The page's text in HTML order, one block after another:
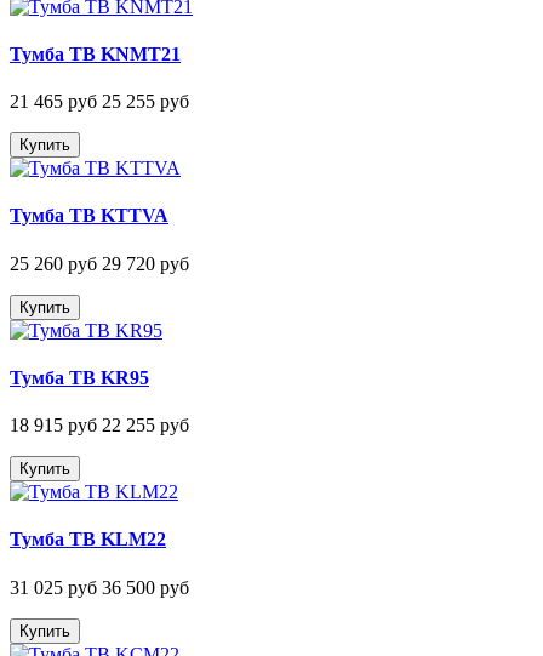
Тумба ТВ KNMT21
21 465 руб 25 255 руб
Купить
Тумба ТВ KTTVA
25 260 руб 29 720 руб
Купить
Тумба ТВ KR95
18 915 руб 22 255 руб
Купить
Тумба ТВ KLM22
31 025 руб 36 500 руб
Купить